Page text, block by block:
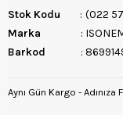
Stok Kodu
(022
Marka
:
Barkod
:
Aynı Gün Kargo - Adınıza